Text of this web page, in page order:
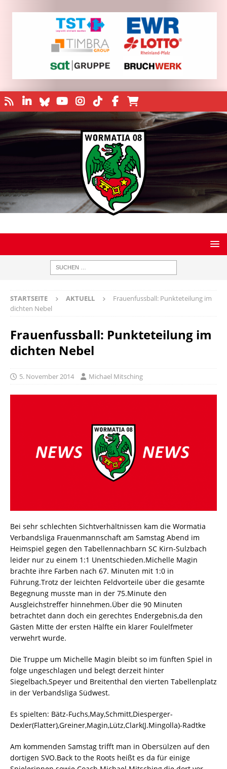
STARTSEITE AKTUELL
Frauenfussball: Punkteteilung im
dichten Nebel
Frauenfussball: Punkteteilung im
dichten Nebel
5. November 2014 Michael Mitsching
Bei sehr schlechten Sichtverhältnissen kam die Wormatia
Verbandsliga Frauenmannschaft am Samstag Abend im
Heimspiel gegen den Tabellennachbarn SC Kirn-Sulzbach
leider nur zu einem 1:1 Unentschieden.Michelle Magin
brachte ihre Farben nach 67. Minuten mit 1:0 in
Führung.Trotz der leichten Feldvorteile über die gesamte
Begegnung musste man in der 75.Minute den
Ausgleichstreffer hinnehmen.Über die 90 Minuten
betrachtet dann doch ein gerechtes Endergebnis,da den
Gästen Mitte der ersten Hälfte ein klarer Foulelfmeter
verwehrt wurde.
Die Truppe um Michelle Magin bleibt so im fünften Spiel in
folge ungeschlagen und belegt derzeit hinter
Siegelbach,Speyer und Breitenthal den vierten Tabellenplatz
in der Verbandsliga Südwest.
Es spielten: Bätz-Fuchs,May,Schmitt,Diesperger-
Dexler(Flatter),Greiner,Magin,Lütz,Clark(J.Mingolla)-Radtke
Am kommenden Samstag trifft man in Obersülzen auf den
dortigen SVO.Back to the Roots heißt es da für einige